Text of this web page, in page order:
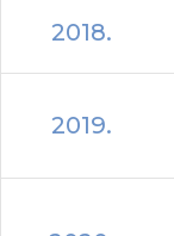
2018.
2019.